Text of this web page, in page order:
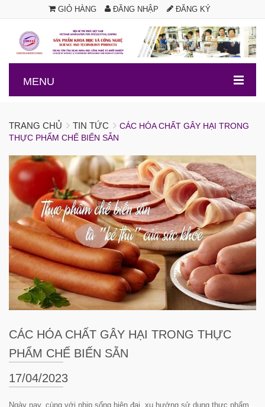
GIỎ HÀNG ĐĂNG NHẬP ĐĂNG KÝ
.
MENU
TRANG CHỦ TIN TỨC
CÁC HÓA CHẤT GÂY HẠI TRONG
THỰC PHẨM CHẾ BIẾN SẴN
CÁC HÓA CHẤT GÂY HẠI TRONG THỰC
PHẨM CHẾ BIẾN SẴN
17/04/2023
Ngày nay, cùng với nhịp sống hiện đại, xu hướng sử dụng thực phẩm